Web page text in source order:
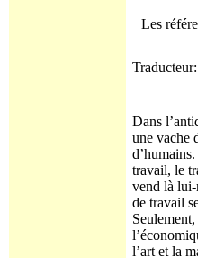
Les
Dans
une vache
travail, le
vend là lui-
de travail
l’art et la